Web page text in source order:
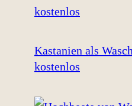
Kastanien als
kostenlos